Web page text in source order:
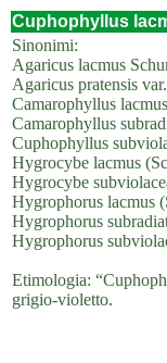
Cuphophyllus
Sinonimi:
Agaricus lacmus
Agaricus pratensis
Camarophyllus
Camarophyllus
Cuphophyllus
Hygrocybe lacmus
Hygrocybe
Hygrophorus lacmus
Hygrophorus
Hygrophorus
Etimologia:
grigio-violetto.